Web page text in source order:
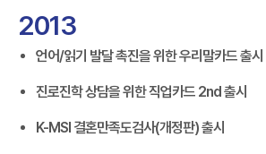
2013
언어/읽기 발달 촉진을 위한 우리말카드 출시
진로진학 상담을 위한 직업카드 2nd 출시
K-MSI 결혼만족도검사(개정판) 출시